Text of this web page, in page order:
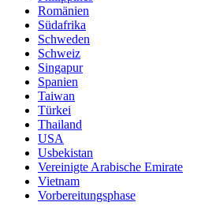
Romänien
Südafrika
Schweden
Schweiz
Singapur
Spanien
Taiwan
Türkei
Thailand
USA
Usbekistan
Vereinigte Arabische Emirate
Vietnam
Vorbereitungsphase